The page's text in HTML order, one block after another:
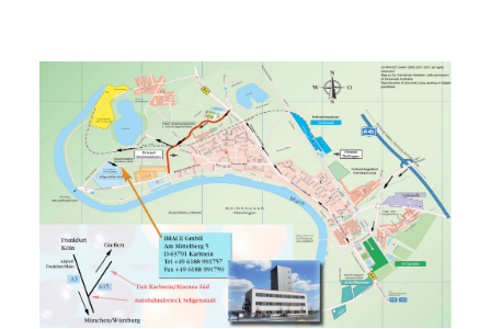
size and shape
Prilling technology at Gala
Mikrokugeln für Instant-Getränkepulver
A Leap Forward to Shaping Better Products –
Microencapsulation and Microgranulation
Drip Casting Technologies at BRACE - An overview
(Movie)